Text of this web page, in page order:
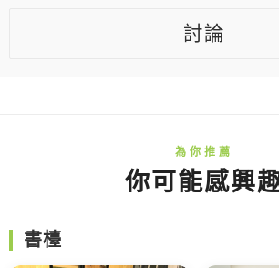
討論
你可能感興
書檯